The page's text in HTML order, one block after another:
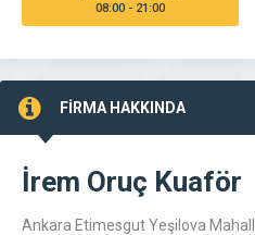
08:00 - 21:00
FİRMA HAKKINDA
İrem Oruç Kuaför
Ankara Etimesgut Yeşilova